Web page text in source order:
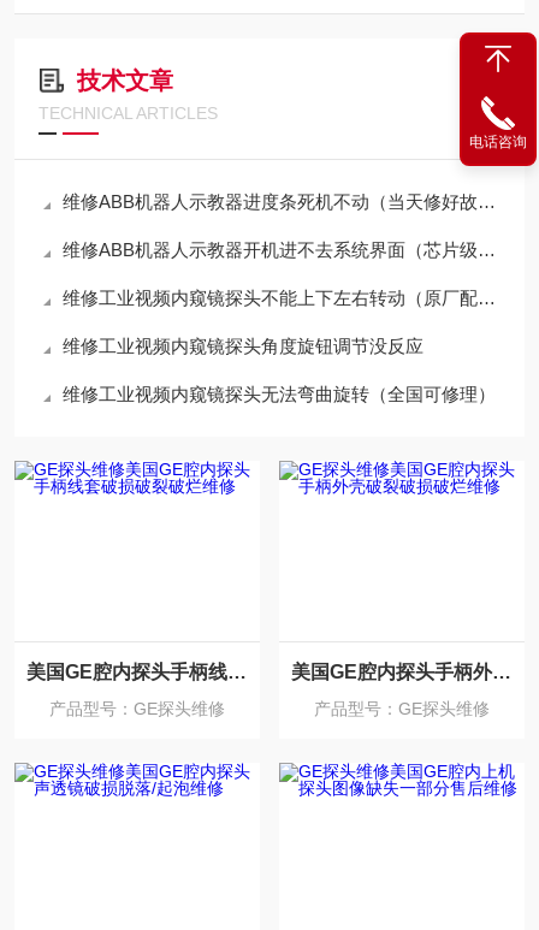
技术文章
TECHNICAL ARTICLES
维修ABB机器人示教器进度条死机不动（当天修好故障）
维修ABB机器人示教器开机进不去系统界面（芯片级修理）
维修工业视频内窥镜探头不能上下左右转动（原厂配件修理）
维修工业视频内窥镜探头角度旋钮调节没反应
维修工业视频内窥镜探头无法弯曲旋转（全国可修理）
美国GE腔内探头手柄线套破损破裂破烂维修
产品型号：GE探头维修
美国GE腔内探头手柄外壳破裂破损破烂维修
产品型号：GE探头维修
电话咨询